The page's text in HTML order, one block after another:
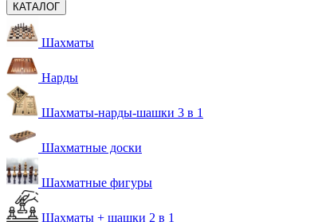
КАТАЛОГ
Шахматы
Нарды
Шахматы-нарды-шашки 3 в 1
Шахматные доски
Шахматные фигуры
Шахматы + шашки 2 в 1